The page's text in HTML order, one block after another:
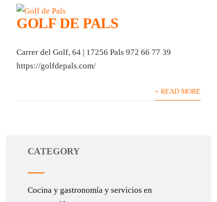
GOLF DE PALS
Carrer del Golf, 64 | 17256 Pals 972 66 77 39
https://golfdepals.com/
+ READ MORE
CATEGORY
Cocina y gastronomía y servicios en